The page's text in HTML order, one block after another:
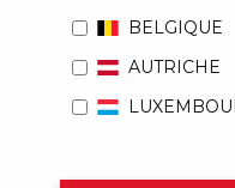
BELGIQUE
AUTRICHE